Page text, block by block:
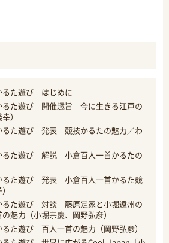
るた遊び はじめに
るた遊び 開催趣旨 今に生きる江戸の
）
るた遊び 発表 競技かるたの魅力／わ
るた遊び 解説 小倉百人一首かるたの
るた遊び 発表 小倉百人一首かるた競
るた遊び 対談 藤原定家と小堀遠州の
魅力（小堀宗慶、岡野弘彦）
た遊び 百人一首の魅力（岡野弘彦）